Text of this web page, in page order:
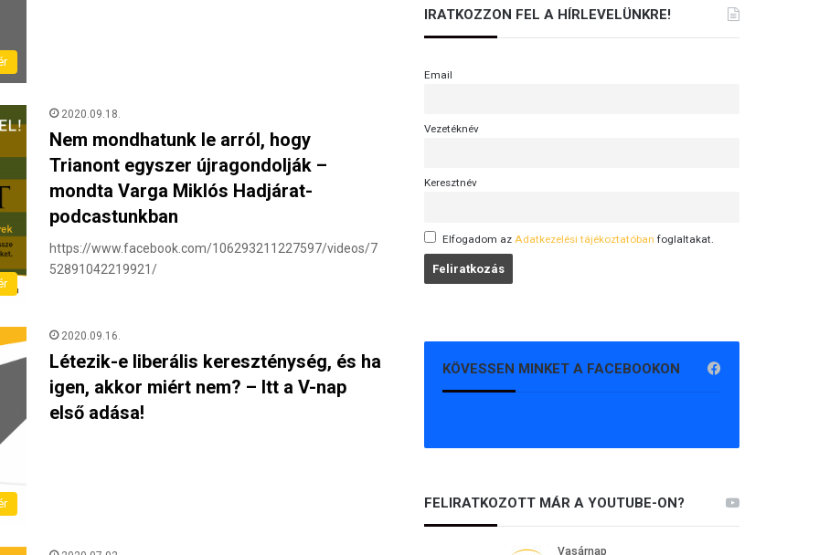
2020.09.18.
Nem mondhatunk le arról, hogy
Trianont egyszer újragondolják –
mondta Varga Miklós Hadjárat-
podcastunkban
https://www.facebook.com/106293211227597/videos/7
52891042219921/
2020.09.16.
Létezik-e liberális kereszténység, és ha
igen, akkor miért nem? – Itt a V-nap
első adása!
IRATKOZZON FEL A HÍRLEVELÜNKRE!
Email
Vezetéknév
Keresztnév
Elfogadom az Adatkezelési tájékoztatóban foglaltakat.
KÖVESSEN MINKET A FACEBOOKON
FELIRATKOZOTT MÁR A YOUTUBE-ON?